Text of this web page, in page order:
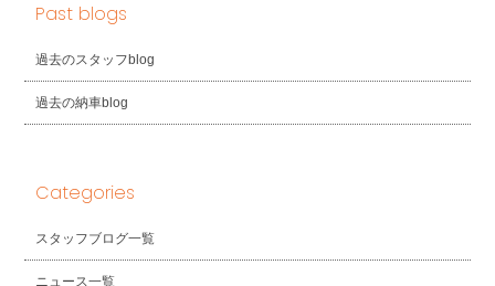
Past blogs
過去のスタッフblog
過去の納車blog
Categories
スタッフブログ一覧
ニュース一覧